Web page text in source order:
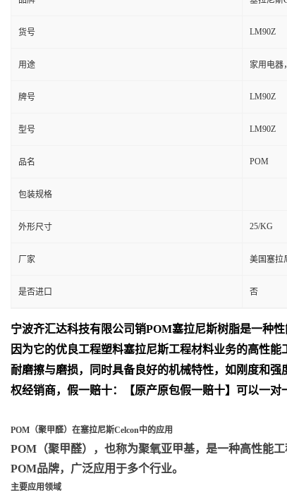
货号 LM90Z
用途 家用电器
牌号 LM90Z
型号 LM90Z
品名 POM
包装规格
外形尺寸 25/KG
厂家 美国塞拉
是否进口 否
宁波齐汇达科技有限公司销POM塞拉尼斯树脂是一种
因为它的优良工程塑料塞拉尼斯工程材料业务的高性
耐磨擦与磨损，同时具备良好的机械特性，如刚度和
权经销商，假一赔十：【原产原包假一赔十】可以一对
POM（聚甲醛）在塞拉尼斯Celcon中的应用
POM（聚甲醛）
，也称为聚氧亚甲基，是一种高性能
POM品牌，广泛应用于多个行业。
主要应用领域